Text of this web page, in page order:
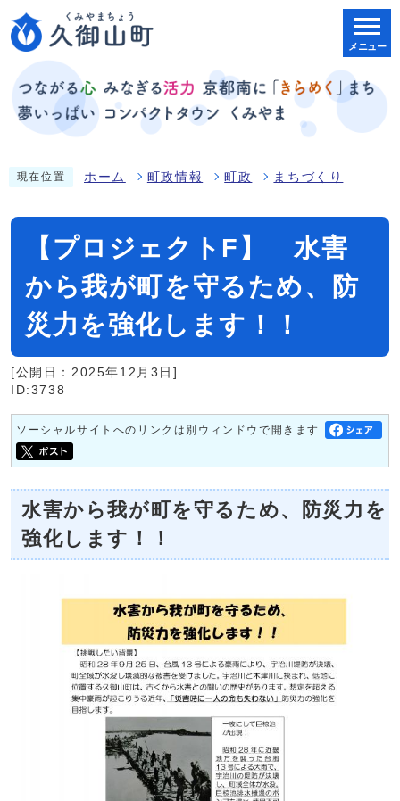
メニュー
現在位置 ホーム 町政情報 町政 まちづくり
【プロジェクトF】 水害
から我が町を守るため、防
災力を強化します！！
[公開日：2025年12月3日]
ID:3738
ソーシャルサイトへのリンクは別ウィンドウで開きます
水害から我が町を守るため、防災力を
強化します！！